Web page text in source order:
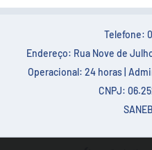
Telefone:
Endereço: Rua Nove de
Operacional: 24 horas |
CNPJ: